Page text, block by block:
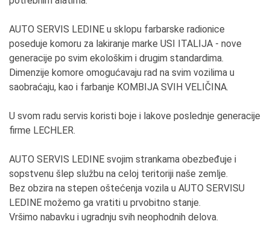
AUTO SERVIS LEDINE u sklopu farbarske radionice
poseduje komoru za lakiranje marke USI ITALIJA - nove
generacije po svim ekološkim i drugim standardima.
Dimenzije komore omogućavaju rad na svim vozilima u
saobraćaju, kao i farbanje KOMBIJA SVIH VELIČINA.
U svom radu servis koristi boje i lakove poslednje generacije
firme LECHLER.
AUTO SERVIS LEDINE svojim strankama obezbeđuje i
sopstvenu šlep službu na celoj teritoriji naše zemlje.
Bez obzira na stepen oštećenja vozila u AUTO SERVISU
LEDINE možemo ga vratiti u prvobitno stanje.
Vršimo nabavku i ugradnju svih neophodnih delova.